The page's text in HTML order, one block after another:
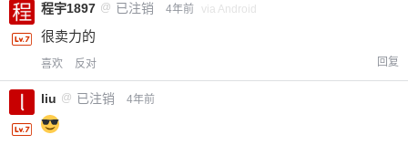
程宇1897 @ 已注销 4年前 via Android
很卖力的
喜欢 反对 回复
liu @ 已注销 4年前